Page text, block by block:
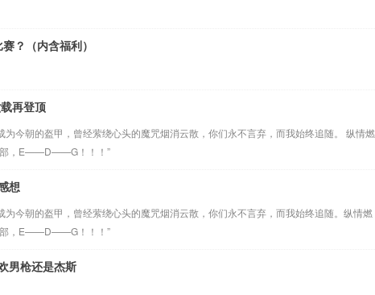
？（内含福利）
再登顶
今朝的盔甲，曾经萦绕心头的魔咒烟消云散，你们永不言弃，而我始终追随。 纵情燃
部，E——D——G！！！”
想
今朝的盔甲，曾经萦绕心头的魔咒烟消云散，你们永不言弃，而我始终追随。纵情燃
部，E——D——G！！！”
男枪还是杰斯